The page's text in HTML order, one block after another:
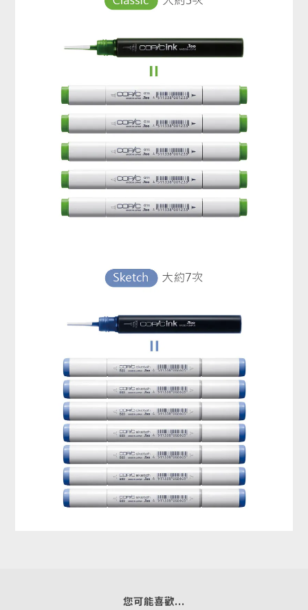
您可能喜歡...